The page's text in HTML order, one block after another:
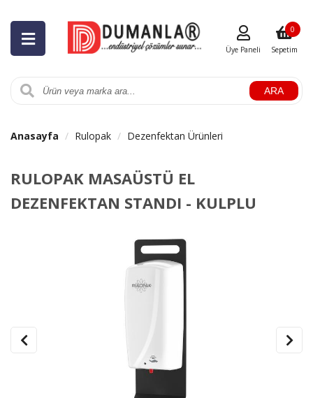
ARA
Üye Paneli Sepetim
0
Anasayfa Rulopak Dezenfektan Ürünleri
RULOPAK MASAÜSTÜ EL
DEZENFEKTAN STANDI - KULPLU